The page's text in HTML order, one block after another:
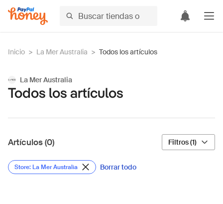
Inicio > La Mer Australia > Todos los artículos
La Mer Australia
Todos los artículos
Artículos (0) Filtros (1)
Store: La Mer Australia Borrar todo